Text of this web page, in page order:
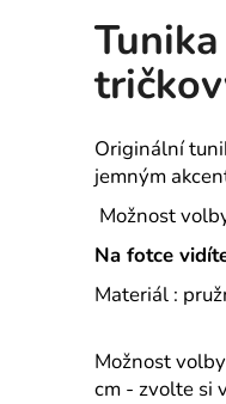
produktu
je
0,0
z
hvězdiček.
Originální
jemným
Možnost
Na fotce
Materiál :
Možnost
cm - zvolte si
HLEDAT
-